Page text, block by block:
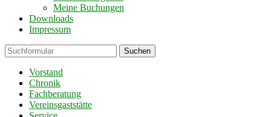
Meine Buchungen
Downloads
Impressum
Suchen
Vorstand
Chronik
Fachberatung
Vereinsgaststätte